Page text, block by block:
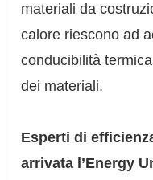
materiali da
calore riescono ad
conducibilità
dei materiali.
Esperti di
arrivata l’Energy